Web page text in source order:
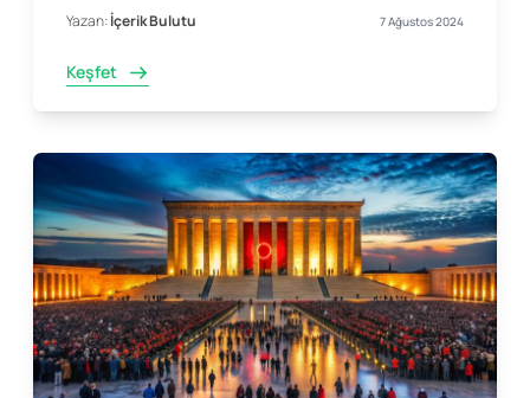
Yazan:İçerik Bulutu 7 Ağustos 2024
Keşfet